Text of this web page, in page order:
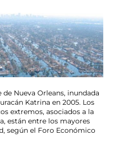
Nueva Orleans, inundada
Katrina en 2005. Los
extremos, asociados a la
están entre los mayores
según el Foro Económico